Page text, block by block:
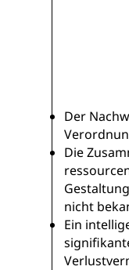
Der
Die
nicht
Ein